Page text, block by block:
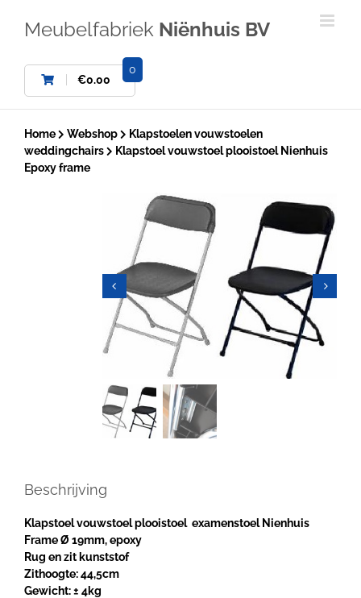
Meubelfabriek Niënhuis BV
€0.00
0
Home Webshop
Klapstoelen vouwstoelen
weddingchairs
Klapstoel vouwstoel plooistoel Nienhuis
Epoxy frame
Beschrijving
Klapstoel vouwstoel plooistoel examenstoel Nienhuis
Frame Ø 19mm, epoxy
Rug en zit kunststof
Zithoogte: 44,5cm
Gewicht: ± 4kg